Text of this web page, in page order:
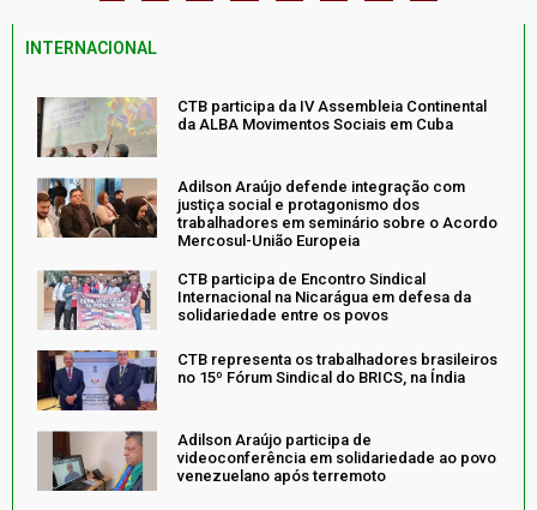
INTERNACIONAL
CTB participa da IV Assembleia Continental
da ALBA Movimentos Sociais em Cuba
Adilson Araújo defende integração com
justiça social e protagonismo dos
trabalhadores em seminário sobre o Acordo
Mercosul-União Europeia
CTB participa de Encontro Sindical
Internacional na Nicarágua em defesa da
solidariedade entre os povos
CTB representa os trabalhadores brasileiros
no 15º Fórum Sindical do BRICS, na Índia
Adilson Araújo participa de
videoconferência em solidariedade ao povo
venezuelano após terremoto